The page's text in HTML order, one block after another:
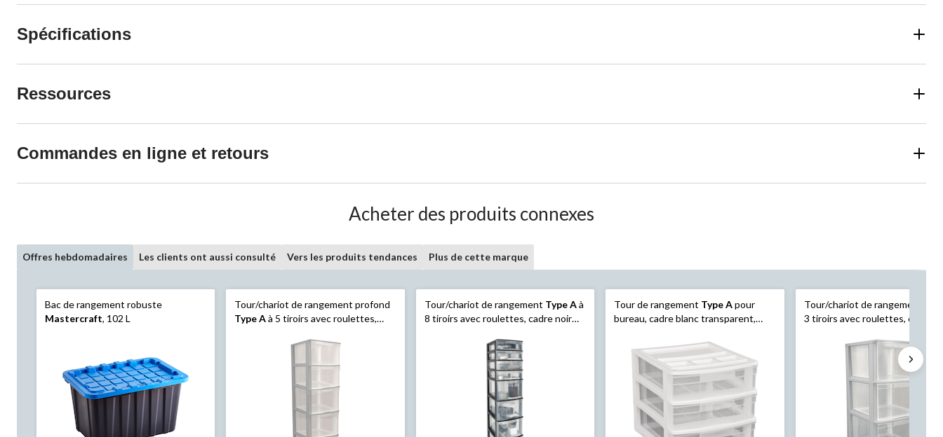
Spécifications
Ressources
Commandes en ligne et retours
Acheter des produits connexes
Offres hebdomadaires Les clients ont aussi consulté Vers les produits tendances Plus de cette marque
Bac de rangement robuste
Mastercraft, 102 L
Tour/chariot de rangement profond
Type Aà 5 tiroirs avec roulettes,
Tour/chariot de rangement Type Aà
8 tiroirs avec roulettes, cadre noir
Tour de rangement Type Apour
bureau, cadre blanc transparent,
Tour/chariot de rangement
3 tiroirs avec roulettes, cadre